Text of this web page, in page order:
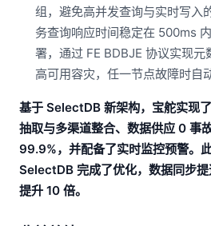
组，避免高并发查询与实时写入
务查询响应时间稳定在 500ms
署，通过 FE BDBJE 协议实现
高可用容灾，任一节点故障时自
基于 SelectDB 新架构，宝舵实现
抽取与多渠道整合、数据供应 0 事
99.9%，并配备了实时监控预警。
SelectDB 完成了优化，数据同步
提升 10 倍。